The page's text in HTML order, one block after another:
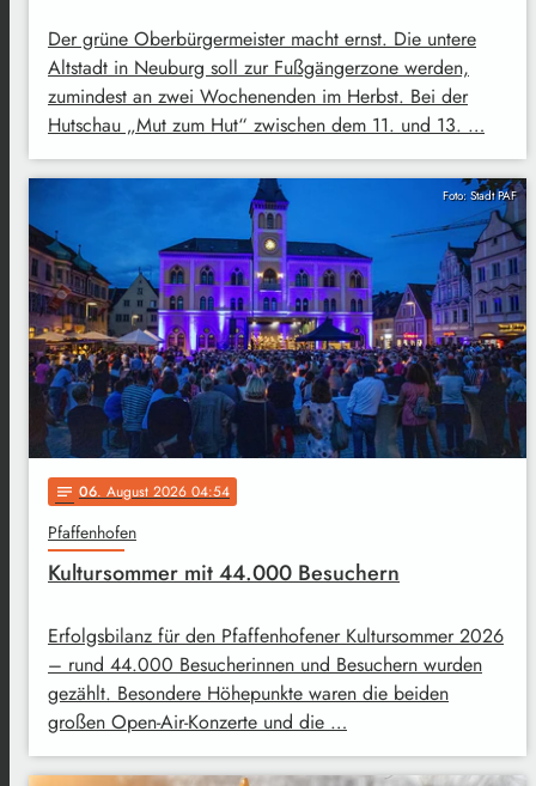
Der grüne Oberbürgermeister macht ernst. Die untere
Altstadt in Neuburg soll zur Fußgängerzone werden,
zumindest an zwei Wochenenden im Herbst. Bei der
Hutschau „Mut zum Hut“ zwischen dem 11. und 13. …
Foto: Stadt PAF
notes 06. August 2026 04:54
Pfaffenhofen
Kultursommer mit 44.000 Besuchern
Erfolgsbilanz für den Pfaffenhofener Kultursommer 2026
– rund 44.000 Besucherinnen und Besuchern wurden
gezählt. Besondere Höhepunkte waren die beiden
großen Open-Air-Konzerte und die …